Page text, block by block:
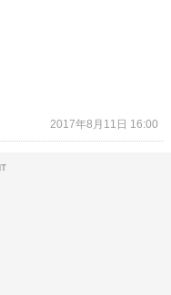
2017年8月11日 16:00